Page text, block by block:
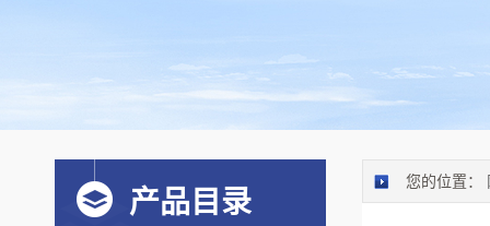
产品目录
您的位置：